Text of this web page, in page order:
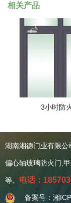
相关产品
3小时防
关于我们
公司简介
资质证书
湖南湘德门业有限
偏心轴玻璃防火门,
等。 电话：
备案号：湘